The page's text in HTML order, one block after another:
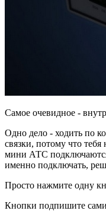
Самое очевидное -
Одно дело - ходить по
связки, потому что
мини АТС
именно подключать,
Просто нажмите одну
Кнопки подпишите